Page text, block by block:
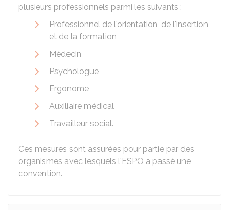
plusieurs professionnels parmi les suivants :
Professionnel de l'orientation, de l'insertion
et de la formation
Médecin
Psychologue
Ergonome
Auxiliaire médical
Travailleur social.
Ces mesures sont assurées pour partie par des
organismes avec lesquels l'ESPO a passé une
convention.